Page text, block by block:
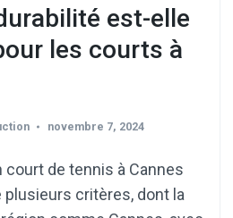
est-elle
les courts à
novembre 7, 2024
court de tennis à Cannes
critères, dont la